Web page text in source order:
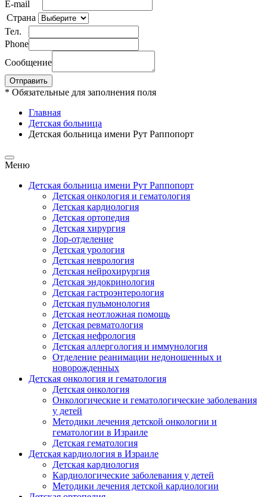
E-mail
Страна
Тел.
Phone
Сообщение
* Обязательные для заполнения поля
Главная
Детская больница
Детская больница имени Рут Раппопорт
Меню
Детская больница имени Рут Раппопорт
Детская онкология и гематология
Детская кардиология
Детская ортопедия
Детская хирургия
Лор-отделение
Детская урология
Детская неврология
Детская нейрохирургия
Детская эндокринология
Детская гастроэнтерология
Детская пульмонология
Детская неотложная помощь
Детская ревматология
Детская нефрология
Детская аллергология и иммунология
Отделение реанимации недоношенных и
новорожденных
Детская онкология и гематология
Детская онкология
Онкологические и гематологические заболевания
у детей
Методики лечения детской онкологии и
гематологии в Израиле
Детская гематология
Детская кардиология в Израиле
Детская кардиология
Кардиологические заболевания у детей
Методики лечения детской кардиологии